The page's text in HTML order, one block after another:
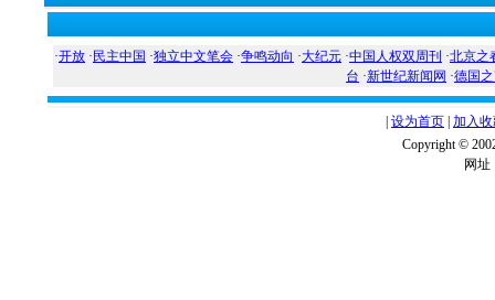
·开放 · 民主中国 ·独立中文笔会 ·争鸣动向 ·大纪元 ·中国人权双周刊 ·北京之
台 ·新世纪新闻网 ·德国
设为首页 加入
Copyright ©
网址